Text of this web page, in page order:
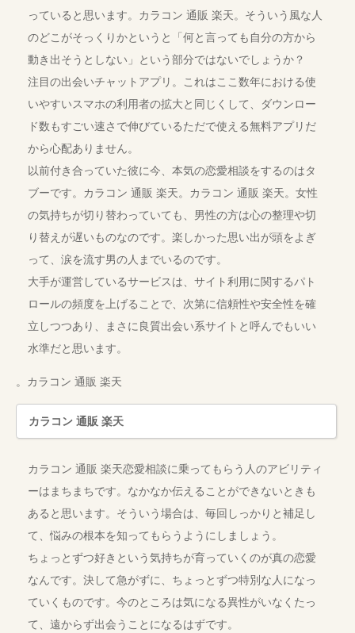
っていると思います。カラコン 通販 楽天。そういう風な人
のどこがそっくりかというと「何と言っても自分の方から
動き出そうとしない」という部分ではないでしょうか？
注目の出会いチャットアプリ。これはここ数年における使
いやすいスマホの利用者の拡大と同じくして、ダウンロー
ド数もすごい速さで伸びているただで使える無料アプリだ
から心配ありません。
以前付き合っていた彼に今、本気の恋愛相談をするのはタ
ブーです。カラコン 通販 楽天。カラコン 通販 楽天。女性
の気持ちが切り替わっていても、男性の方は心の整理や切
り替えが遅いものなのです。楽しかった思い出が頭をよぎ
って、涙を流す男の人までいるのです。
大手が運営しているサービスは、サイト利用に関するパト
ロールの頻度を上げることで、次第に信頼性や安全性を確
立しつつあり、まさに良質出会い系サイトと呼んでもいい
水準だと思います。
。カラコン 通販 楽天
カラコン 通販 楽天
カラコン 通販 楽天恋愛相談に乗ってもらう人のアビリティ
ーはまちまちです。なかなか伝えることができないときも
あると思います。そういう場合は、毎回しっかりと補足し
て、悩みの根本を知ってもらうようにしましょう。
ちょっとずつ好きという気持ちが育っていくのが真の恋愛
なんです。決して急がずに、ちょっとずつ特別な人になっ
ていくものです。今のところは気になる異性がいなくたっ
て、遠からず出会うことになるはずです。